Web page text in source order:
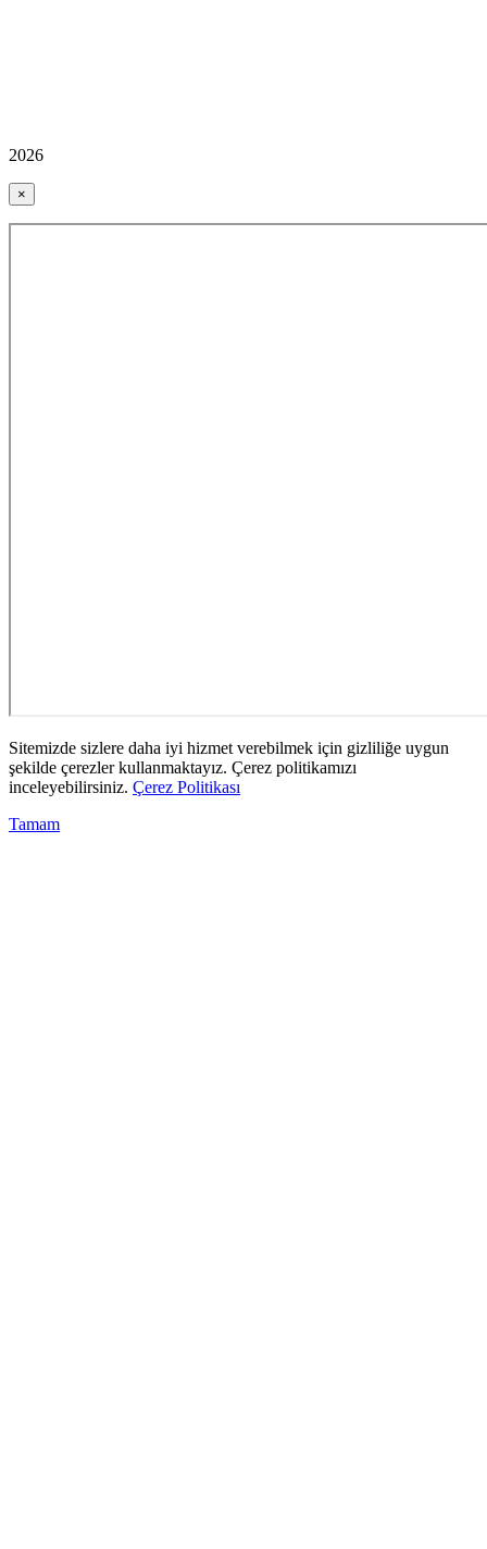
2026
×
Sitemizde sizlere daha iyi hizmet verebilmek için gizliliğe uygun
şekilde çerezler kullanmaktayız. Çerez politikamızı
inceleyebilirsiniz. Çerez Politikası
Tamam